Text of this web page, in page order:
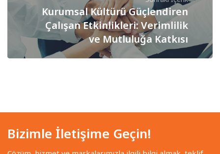
Kurumsal Kültürü Güçlendiren
Çalışan Etkinlikleri: Verimlilik
ve Mutluluğa Katkısı
Bizimle İletişime Geçin!